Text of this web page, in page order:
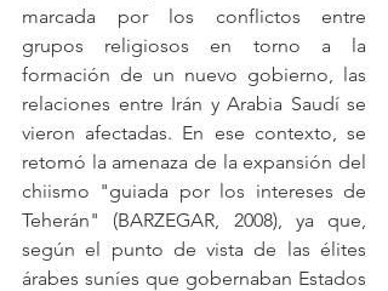
marcada por los conflictos entre
grupos religiosos en torno a la
formación de un nuevo gobierno, las
relaciones entre Irán y Arabia Saudí se
vieron afectadas. En ese contexto, se
retomó la amenaza de la expansión del
chiismo "guiada por los intereses de
Teherán" (BARZEGAR, 2008), ya que,
según el punto de vista de las élites
árabes suníes que gobernaban Estados